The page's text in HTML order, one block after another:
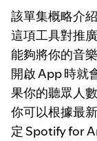
該單集概略介
這項工具對推
能夠將你的音
開啟 App 時就
果你的聽眾人
你可以根據最
定 Spotify for